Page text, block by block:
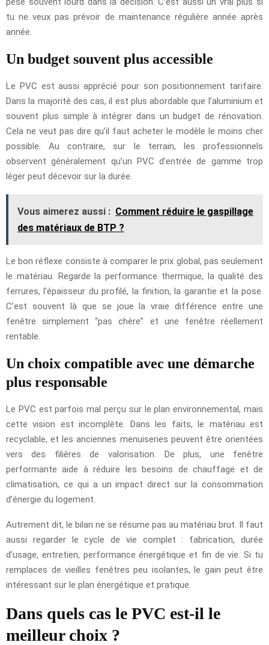
tu ne veux pas prévoir de maintenance régulière année après
année.
Un budget souvent plus accessible
Le PVC est aussi apprécié pour son positionnement tarifaire.
Dans la majorité des cas, il est plus abordable que l’aluminium et
souvent plus simple à intégrer dans un budget de rénovation.
Cela ne veut pas dire qu’il faut acheter le modèle le moins cher
possible. Au contraire, sur le terrain, les professionnels
observent généralement qu’un PVC d’entrée de gamme trop
léger peut décevoir sur la durée.
Vous aimerez aussi : Comment réduire le gaspillage
des matériaux de BTP ?
Le bon réflexe consiste à comparer le prix global, pas seulement
le matériau. Regarde la performance thermique, la qualité des
ferrures, l’épaisseur du profilé, la finition, la garantie et la pose.
C’est souvent là que se joue la vraie différence entre une
fenêtre simplement “pas chère” et une fenêtre réellement
rentable.
Un choix compatible avec une démarche
plus responsable
Le PVC est parfois mal perçu sur le plan environnemental, mais
cette vision est incomplète. Dans les faits, le matériau est
recyclable, et les anciennes menuiseries peuvent être orientées
vers des filières de valorisation. De plus, une fenêtre
performante aide à réduire les besoins de chauffage et de
climatisation, ce qui a un impact direct sur la consommation
d’énergie du logement.
Autrement dit, le bilan ne se résume pas au matériau brut. Il faut
aussi regarder le cycle de vie complet : fabrication, durée
d’usage, entretien, performance énergétique et fin de vie. Si tu
remplaces de vieilles fenêtres peu isolantes, le gain peut être
intéressant sur le plan énergétique et pratique.
Dans quels cas le PVC est-il le
meilleur choix ?